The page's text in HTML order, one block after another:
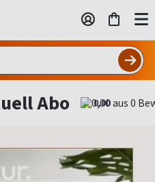
Abo 0,00